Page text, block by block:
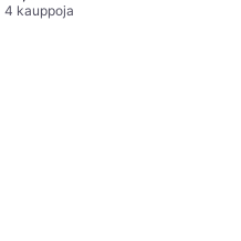
4 kauppoja